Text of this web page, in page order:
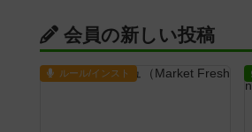
会員の新しい投稿
ルール/インスト